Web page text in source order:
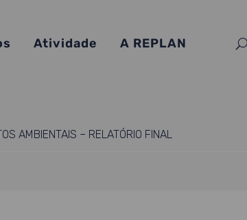
Atividade A REPLAN
AMBIENTAIS – RELATÓRIO FINAL